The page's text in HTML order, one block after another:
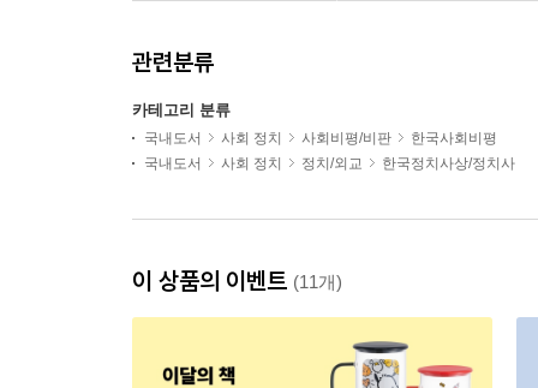
관련분류
카테고리 분류
국내도서 사회 정치 사회비평/비판
한국사회비평
국내도서
사회 정치 정치/외교 한국정치사상/정치사
이 상품의 이벤트 (11개)